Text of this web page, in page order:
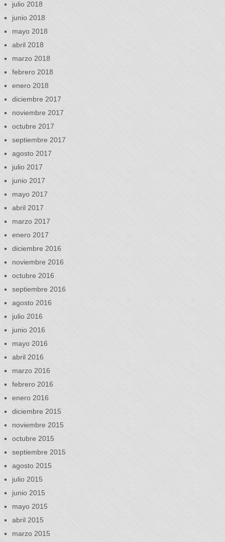
julio 2018
junio 2018
mayo 2018
abril 2018
marzo 2018
febrero 2018
enero 2018
diciembre 2017
noviembre 2017
octubre 2017
septiembre 2017
agosto 2017
julio 2017
junio 2017
mayo 2017
abril 2017
marzo 2017
enero 2017
diciembre 2016
noviembre 2016
octubre 2016
septiembre 2016
agosto 2016
julio 2016
junio 2016
mayo 2016
abril 2016
marzo 2016
febrero 2016
enero 2016
diciembre 2015
noviembre 2015
octubre 2015
septiembre 2015
agosto 2015
julio 2015
junio 2015
mayo 2015
abril 2015
marzo 2015